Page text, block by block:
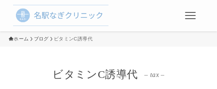
ホーム ブログ ビタミンC誘導代
ビタミンC誘導代 – tax –